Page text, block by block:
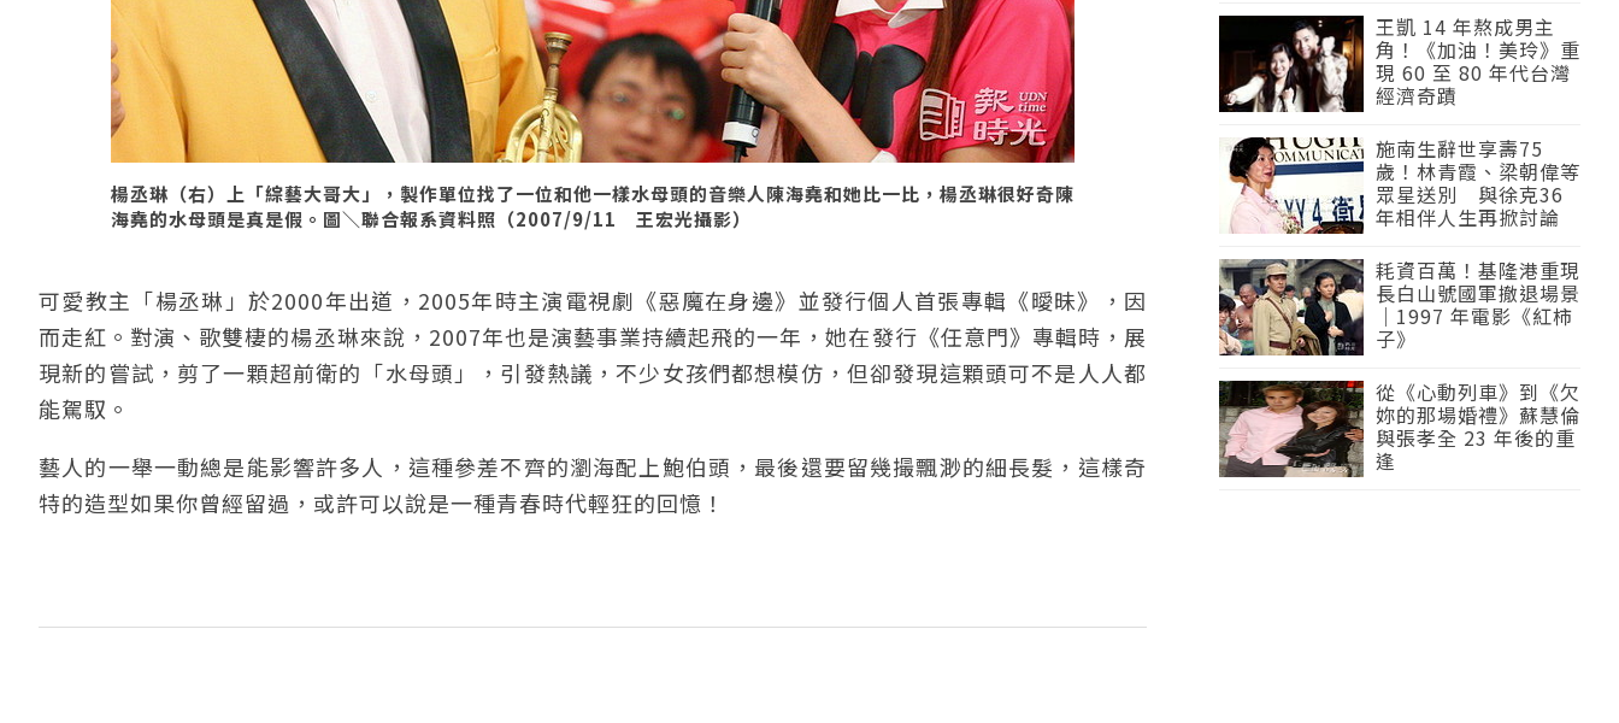
楊丞琳（右）上「綜藝大哥大」，製作單位找了一位和他一樣水母頭的音樂人陳海堯和她比一比，楊丞琳很好奇陳
海堯的水母頭是真是假。圖＼聯合報系資料照（2007/9/11 王宏光攝影）
可愛教主「楊丞琳」於2000年出道，2005年時主演電視劇《惡魔在身邊》並發行個人首張專輯《曖昧》，因
而走紅。對演、歌雙棲的楊丞琳來說，2007年也是演藝事業持續起飛的一年，她在發行《任意門》專輯時，展
現新的嘗試，剪了一顆超前衛的「水母頭」，引發熱議，不少女孩們都想模仿，但卻發現這顆頭可不是人人都
能駕馭。
藝人的一舉一動總是能影響許多人，這種參差不齊的瀏海配上鮑伯頭，最後還要留幾撮飄渺的細長髮，這樣奇
特的造型如果你曾經留過，或許可以說是一種青春時代輕狂的回憶！
王凱 14 年熬成男主
角！《加油！美玲》重
現 60 至 80 年代台灣
經濟奇蹟
施南生辭世享壽75
歲！林青霞、梁朝偉等
眾星送別 與徐克36
年相伴人生再掀討論
耗資百萬！基隆港重現
長白山號國軍撤退場景
｜1997 年電影《紅柿
子》
從《心動列車》到《欠
妳的那場婚禮》蘇慧倫
與張孝全 23 年後的重
逢